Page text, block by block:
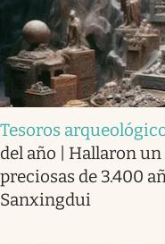
Tesoros
del año | Hallaron
preciosas de 3.400
Sanxingdui